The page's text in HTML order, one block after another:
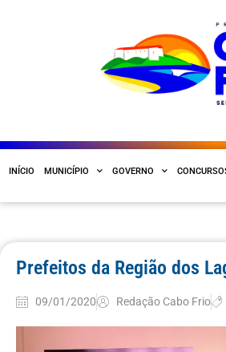
INÍCIO MUNICÍPIO GOVERNO
Prefeitos da Região dos
09/01/2020 Redação Cabo Frio